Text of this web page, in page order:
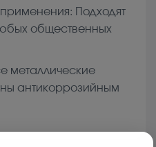
Подходят
общественных
металлические
антикоррозийным